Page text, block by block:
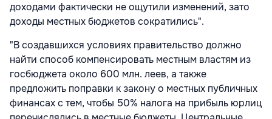
доходами фактически не ощутили изменений, зато
доходы местных бюджетов сократились".
"В создавшихся условиях правительство должно
найти способ компенсировать местным властям из
госбюджета около 600 млн. леев, а также
предложить поправки к закону о местных публичных
финансах с тем, чтобы 50% налога на прибыль юрлиц